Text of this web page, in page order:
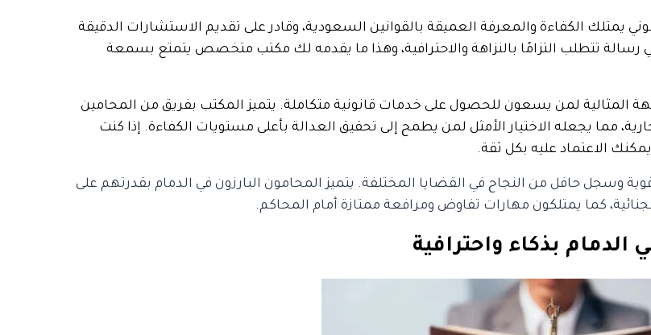
يمتلك الكفاءة والمعرفة العميقة بالقوانين السعودية، وقادر على تقديم الاستشارات الدقيقة
تتطلب التزامًا بالنزاهة والاحترافية، وهذا ما يقدمه لك مكتب متخصص يتمتع بسمعة
المثالية لمن يسعون للحصول على خدمات قانونية متكاملة. يتميز المكتب بفريق من المحامين
مما يجعله الاختيار الأمثل لمن يطمح إلى تحقيق العدالة بأعلى مستويات الكفاءة. إذا كنت
الاعتماد عليه بكل ثقة.
وسجل حافل من النجاح في القضايا المختلفة. يتميز المحامون البارزون في الدمام بقدرتهم على
كما يمتلكون مهارات تفاوض ومرافعة ممتازة أمام المحاكم.
بذكاء واحترافية